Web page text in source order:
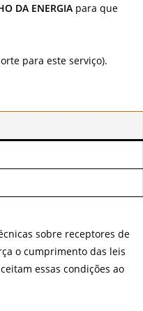
DA ENERGIA para que
para este serviço).
sobre receptores de
o cumprimento das leis
essas condições ao